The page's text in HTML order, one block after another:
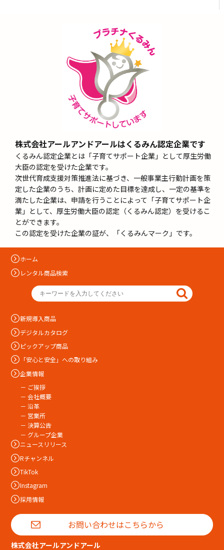
株式会社アールアンドアールはくるみん認定企業です
くるみん認定企業とは「子育てサポート企業」として厚生労働
大臣の認定を受けた企業です。
次世代育成支援対策推進法に基づき、一般事業主行動計画を策
定した企業のうち、計画に定めた目標を達成し、一定の基準を
満たした企業は、申請を行うことによって「子育てサポート企
業」として、厚生労働大臣の認定（くるみん認定）を受けるこ
とができます。
この認定を受けた企業の証が、「くるみんマーク」です。
ホーム
レンタル商品検索
新規導入商品
デジタルカタログ
ピックアップ商品
「安心と安全」への取り組み
企業情報
－ ご挨拶
－ 会社概要
－ 沿革
－ 営業所
－ 決算公告
－ グループ企業
ニュースリリース
Rチャンネル
TikTok
Instagram
採用情報
お問い合わせはこちらから
株式会社アールアンドアール